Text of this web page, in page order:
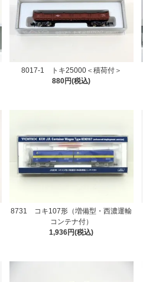
8017-1 トキ25000＜積荷付＞
880円(税込)
8731 コキ107形（増備型・西濃運輸
コンテナ付）
1,936円(税込)